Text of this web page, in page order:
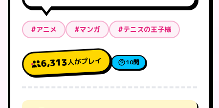
#アニメ #マンガ #テニスの王子様
6,313人がプレイ 10問